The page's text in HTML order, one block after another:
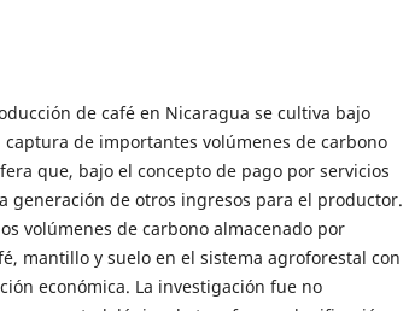
de café en Nicaragua se cultiva bajo
de importantes volúmenes de carbono
que, bajo el concepto de pago por servicios
generación de otros ingresos para el productor.
volúmenes de carbono almacenado por
mantillo y suelo en el sistema agroforestal con
económica. La investigación fue no